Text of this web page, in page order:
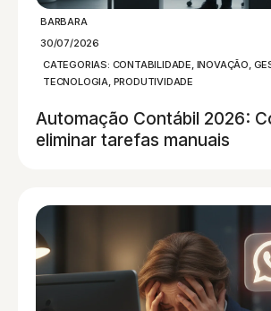
BARBARA
30/07/2026
CATEGORIAS: CONTABILIDADE, INOVAÇÃO,
TECNOLOGIA, PRODUTIVIDADE
Automação Contábil 2026:
eliminar tarefas manuais